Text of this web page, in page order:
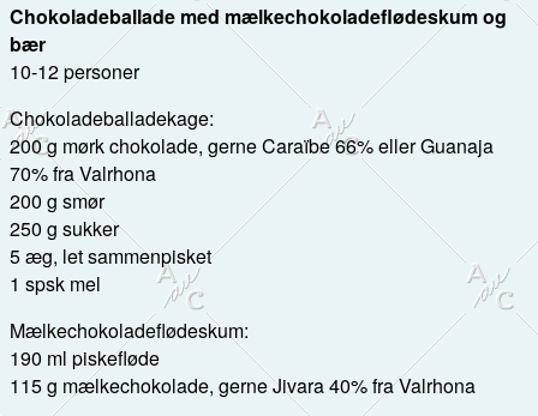
Chokoladeballade med mælkechokoladeflødeskum og
bær
10-12 personer
Chokoladeballadekage:
200 g mørk chokolade, gerne Caraïbe 66% eller Guanaja
70% fra Valrhona
200 g smør
250 g sukker
5 æg, let sammenpisket
1 spsk mel
Mælkechokoladeflødeskum:
190 ml piskefløde
115 g mælkechokolade, gerne Jivara 40% fra Valrhona